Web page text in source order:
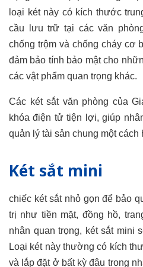
loại két này có kích thước
cầu lưu trữ tại các văn
chống trộm và chống cháy cơ
đảm bảo tính bảo mật cho
các vật phẩm quan trọng khác.
Các két sắt văn phòng của
khóa điện tử tiện lợi, giúp
quản lý tài sản chung một cách
Két sắt mini
chiếc két sắt nhỏ gọn để bảo
trị như tiền mặt, đồng hồ,
nhân quan trọng, két sắt mini
Loại két này thường có kích
và lắp đặt ở bất kỳ đâu trong